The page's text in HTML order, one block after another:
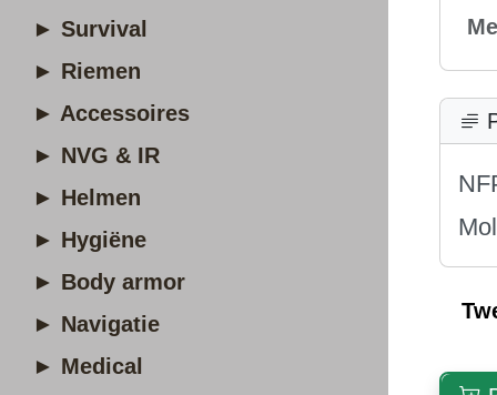
► Survival
► Riemen
► Accessoires
► NVG & IR
► Helmen
► Hygiëne
► Body armor
► Navigatie
► Medical